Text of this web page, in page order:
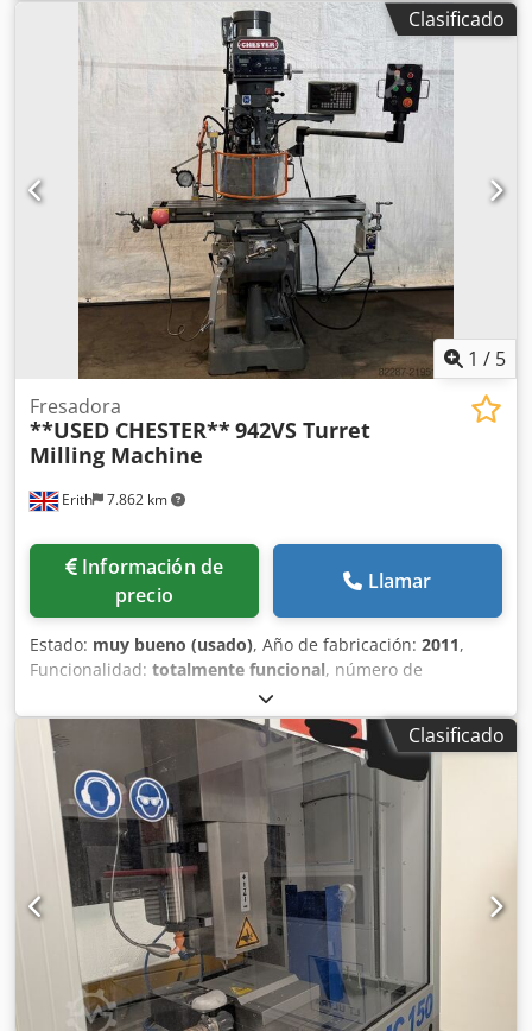
Clasificado
1 / 5
Erith 7.862 km
Fresadora
**USED CHESTER**942VS Turret
Milling Machine
Información de
precio
Llamar
Estado: muy bueno (usado), Año de fabricación: 2011,
Funcionalidad: totalmente funcional, número de
NX1102193
de la mesa: 1244 x 230 mm Recorrido longitudinal: 700 mm
Recorrido transversal: 300 mm Recorrido vertical: 405 mm
Recorrido del husillo móvil: 125 mm Avances automáticos
del husillo móvil: 0,045-0,086 mm/vuelta Diámetro del
husillo móvil: 86 mm Cono del husillo móvil: R8 Motor del
husillo: 2,2 kW Velocidades del husillo (infinitamente
variable): 50-3500 rpm Peso: 1.200 kg Dksdpfx Adsy S
Shwjwor Máquina en ejecución métrica EQUIPAMIENTO DE
LA MÁQUINA Sistema DRO Sino de 3 ejes Avance
automático longitudinal Sistema de lubricación
centralizada de un solo disparo Lámpara halógena de
trabajo de baja tensión Protección de husillo Sistema de
refrigeración
Clasificado